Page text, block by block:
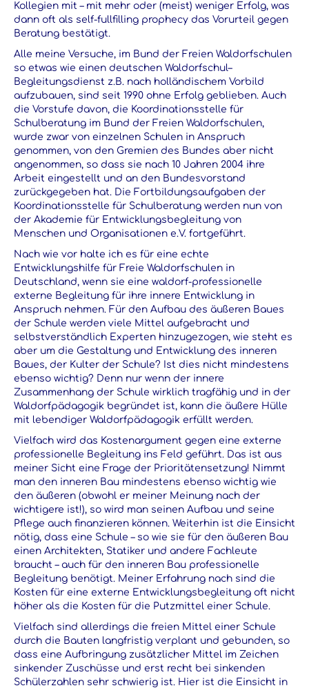
Kollegien mit – mit mehr oder (meist) weniger Erfolg, was
dann oft als self-fullfilling prophecy das Vorurteil gegen
Beratung bestätigt.
Alle meine Versuche, im Bund der Freien Waldorfschulen
so etwas wie einen deutschen Waldorfschul–
Begleitungsdienst z.B. nach holländischem Vorbild
aufzubauen, sind seit 1990 ohne Erfolg geblieben. Auch
die Vorstufe davon, die Koordinationsstelle für
Schulberatung im Bund der Freien Waldorfschulen,
wurde zwar von einzelnen Schulen in Anspruch
genommen, von den Gremien des Bundes aber nicht
angenommen, so dass sie nach 10 Jahren 2004 ihre
Arbeit eingestellt und an den Bundesvorstand
zurückgegeben hat. Die Fortbildungsaufgaben der
Koordinationsstelle für Schulberatung werden nun von
der Akademie für Entwicklungsbegleitung von
Menschen und Organisationen e.V. fortgeführt.
Nach wie vor halte ich es für eine echte
Entwicklungshilfe für Freie Waldorfschulen in
Deutschland, wenn sie eine waldorf-professionelle
externe Begleitung für ihre innere Entwicklung in
Anspruch nehmen. Für den Aufbau des äußeren Baues
der Schule werden viele Mittel aufgebracht und
selbstverständlich Experten hinzugezogen, wie steht es
aber um die Gestaltung und Entwicklung des inneren
Baues, der Kulter der Schule? Ist dies nicht mindestens
ebenso wichtig? Denn nur wenn der innere
Zusammenhang der Schule wirklich tragfähig und in der
Waldorfpädagogik begründet ist, kann die äußere Hülle
mit lebendiger Waldorfpädagogik erfüllt werden.
Vielfach wird das Kostenargument gegen eine externe
professionelle Begleitung ins Feld geführt. Das ist aus
meiner Sicht eine Frage der Prioritätensetzung! Nimmt
man den inneren Bau mindestens ebenso wichtig wie
den äußeren (obwohl er meiner Meinung nach der
wichtigere ist!), so wird man seinen Aufbau und seine
Pflege auch finanzieren können. Weiterhin ist die Einsicht
nötig, dass eine Schule – so wie sie für den äußeren Bau
einen Architekten, Statiker und andere Fachleute
braucht – auch für den inneren Bau professionelle
Begleitung benötigt. Meiner Erfahrung nach sind die
Kosten für eine externe Entwicklungsbegleitung oft nicht
höher als die Kosten für die Putzmittel einer Schule.
Vielfach sind allerdings die freien Mittel einer Schule
durch die Bauten langfristig verplant und gebunden, so
dass eine Aufbringung zusätzlicher Mittel im Zeichen
sinkender Zuschüsse und erst recht bei sinkenden
Schülerzahlen sehr schwierig ist. Hier ist die Einsicht in